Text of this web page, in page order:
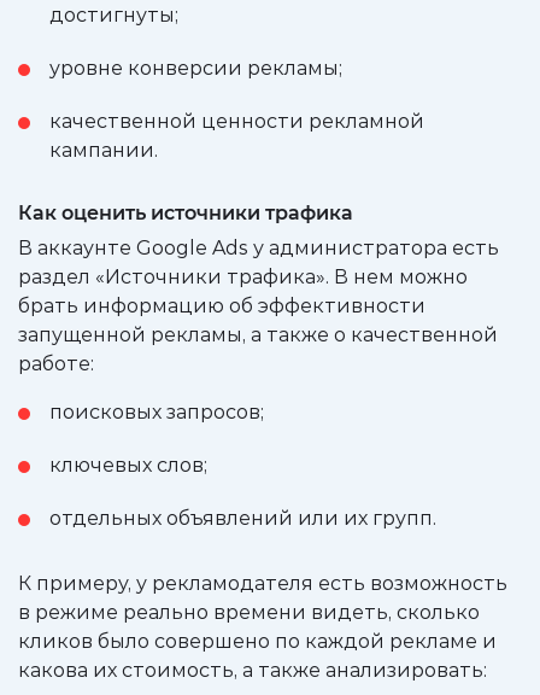
достигнуты;
уровне конверсии рекламы;
качественной ценности рекламной
кампании.
Как оценить источники трафика
В аккаунте Google Ads у администратора есть
раздел «Источники трафика». В нем можно
брать информацию об эффективности
запущенной рекламы, а также о качественной
работе:
поисковых запросов;
ключевых слов;
отдельных объявлений или их групп.
К примеру, у рекламодателя есть возможность
в режиме реально времени видеть, сколько
кликов было совершено по каждой рекламе и
какова их стоимость, а также анализировать: